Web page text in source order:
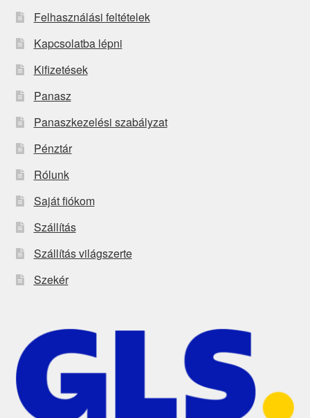
Felhasználási feltételek
Kapcsolatba lépni
Kifizetések
Panasz
Panaszkezelési szabályzat
Pénztár
Rólunk
Saját fiókom
Szállítás
Szállítás világszerte
Szekér